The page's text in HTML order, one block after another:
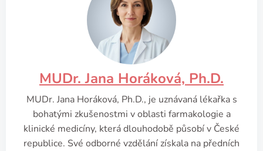
MUDr. Jana Horáková, Ph.D.
MUDr. Jana Horáková, Ph.D., je uznávaná lékařka s
bohatými zkušenostmi v oblasti farmakologie a
klinické medicíny, která dlouhodobě působí v České
republice. Své odborné vzdělání získala na předních